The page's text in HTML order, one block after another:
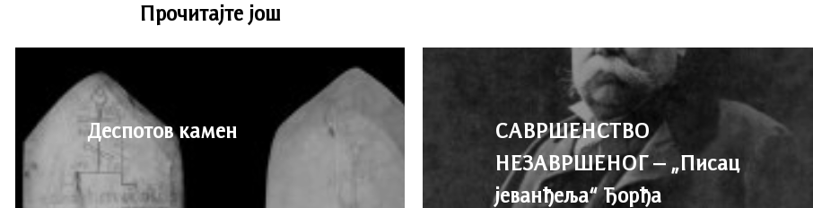
Прочитајте још
Деспотов камен
САВРШЕНСТВО
НЕЗАВРШЕНОГ – „Писац
јеванђеља“ Ђорђа